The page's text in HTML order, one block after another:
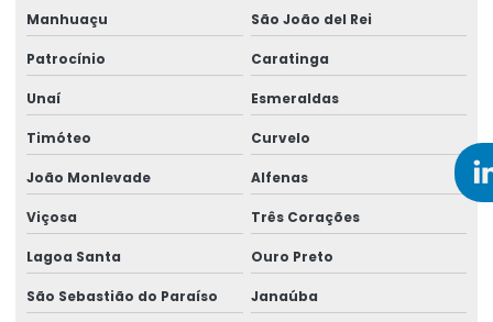
Empresa de perícias cíveis
Empresa de perícias clínicas
Empresa de perícias médicas judiciais
Empresa de perito trabalhista
Empresa que faz análise ergonômica do trabalho
Empresa que faz laudo ergonômico
Empresa que realiza reinclusão de afastados
Empresa de saúde ocupacional
Manhuaçu São João del Rei
Patrocínio Caratinga
Unaí Esmeraldas
Timóteo Curvelo
João Monlevade Alfenas
Viçosa Três Corações
Lagoa Santa Ouro Preto
São Sebastião do Paraíso Janaúba